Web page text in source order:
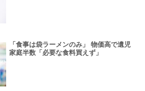
「食事は袋ラーメンのみ」 物価高で遺児
家庭半数「必要な食料買えず」